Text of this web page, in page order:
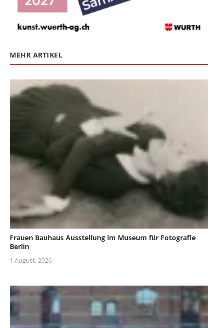
MEHR ARTIKEL
Frauen Bauhaus Ausstellung im Museum für Fotografie
Berlin
1 August, 2026